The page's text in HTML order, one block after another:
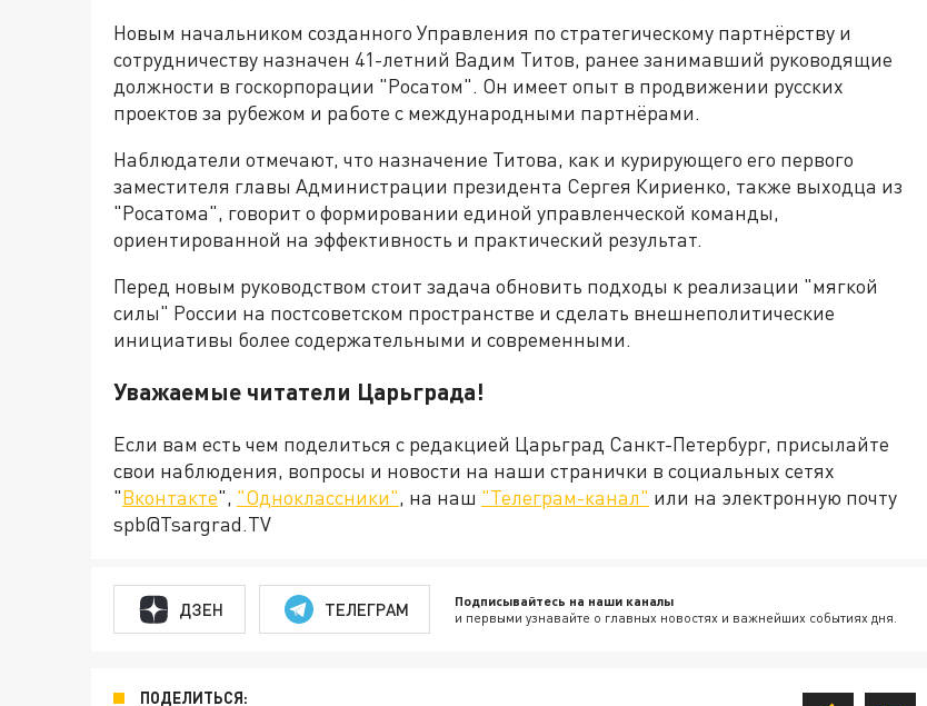
Новым начальником созданного Управления по стратегическому партнёрству и
сотрудничеству назначен 41-летний Вадим Титов, ранее занимавший руководящие
должности в госкорпорации "Росатом". Он имеет опыт в продвижении русских
проектов за рубежом и работе с международными партнёрами.
Наблюдатели отмечают, что назначение Титова, как и курирующего его первого
заместителя главы Администрации президента Сергея Кириенко, также выходца из
"Росатома", говорит о формировании единой управленческой команды,
ориентированной на эффективность и практический результат.
Перед новым руководством стоит задача обновить подходы к реализации "мягкой
силы" России на постсоветском пространстве и сделать внешнеполитические
инициативы более содержательными и современными.
Уважаемые читатели Царьграда!
Если вам есть чем поделиться с редакцией Царьград Санкт-Петербург, присылайте
свои наблюдения, вопросы и новости на наши странички в социальных сетях
"Вконтакте", "Одноклассники", на наш "Телеграм-канал" или на электронную почту
spb@Tsargrad.TV
ДЗЕН ТЕЛЕГРАМ Подписывайтесь на наши каналы
и первыми узнавайте о главных новостях и важнейших событиях дня.
ПОДЕЛИТЬСЯ: